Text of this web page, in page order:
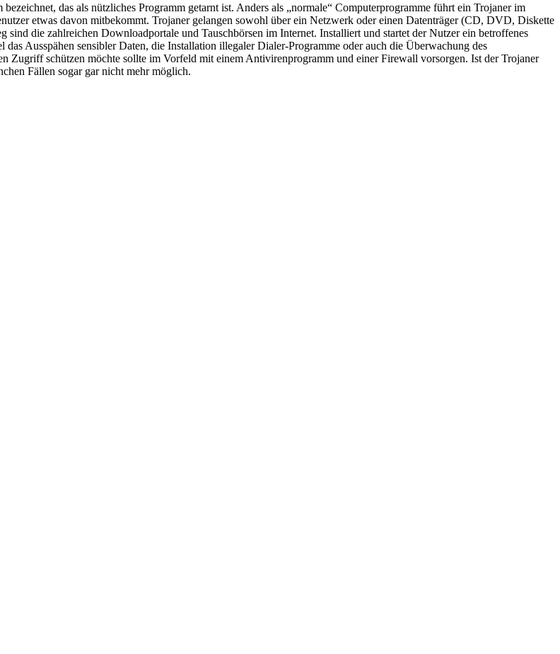
das als nützliches Programm getarnt ist. Anders als „normale“ Computerprogramme führt ein Trojaner im
etwas davon mitbekommt. Trojaner gelangen sowohl über ein Netzwerk oder einen Datenträger (CD, DVD, Diskette
sind die zahlreichen Downloadportale und Tauschbörsen im Internet. Installiert und startet der Nutzer ein betroffenes
Ausspähen sensibler Daten, die Installation illegaler Dialer-Programme oder auch die Überwachung des
Zugriff schützen möchte sollte im Vorfeld mit einem Antivirenprogramm und einer Firewall vorsorgen. Ist der Trojaner
Fällen sogar gar nicht mehr möglich.